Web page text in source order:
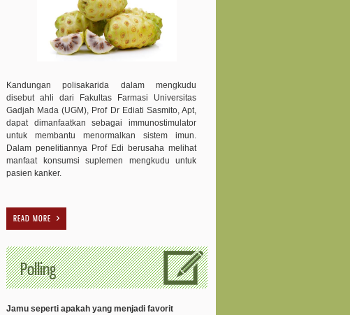
Kandungan polisakarida dalam mengkudu
disebut ahli dari Fakultas Farmasi Universitas
Gadjah Mada (UGM), Prof Dr Ediati Sasmito, Apt,
dapat dimanfaatkan sebagai immunostimulator
untuk membantu menormalkan sistem imun.
Dalam penelitiannya Prof Edi berusaha melihat
manfaat konsumsi suplemen mengkudu untuk
pasien kanker.
READ MORE
Polling
Jamu seperti apakah yang menjadi favorit